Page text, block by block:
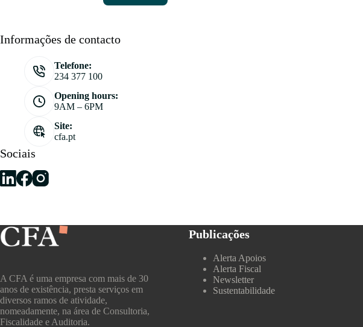
Informações de contacto
Telefone:
234 377 100
Opening hours:
9AM – 6PM
Site:
cfa.pt
Sociais
A CFA é uma empresa com mais de 30
anos de existência, presta serviços em
diversos ramos de atividade,
nomeadamente, na área de Consultoria,
Fiscalidade e Auditoria.
Publicações
Alerta Apoios
Alerta Fiscal
Newsletter
Sustentabilidade